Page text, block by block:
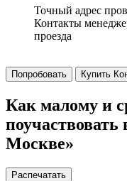
Точный адрес
Контакты
проезда
Попробовать Купить
Как малому и
поучаствовать
Москве»
Распечатать